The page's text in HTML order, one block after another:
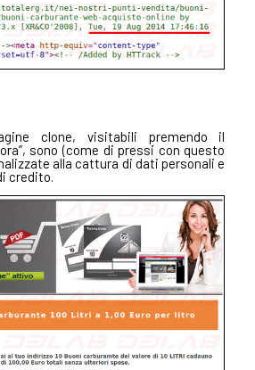
clone, visitabili premendo il
sono (come di pressi con questo
alla cattura di dati personali e
credito.